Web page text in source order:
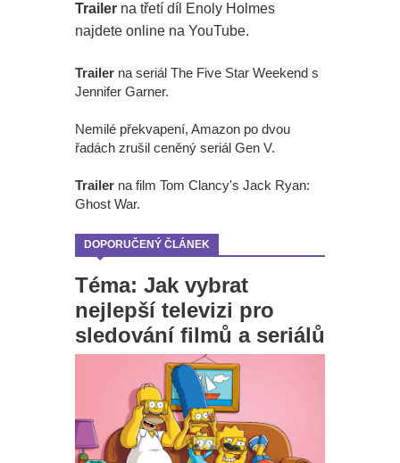
Trailer na třetí díl Enoly Holmes
najdete online na YouTube.
Trailer na seriál The Five Star Weekend s
Jennifer Garner.
Nemilé překvapení, Amazon po dvou
řadách zrušil ceněný seriál Gen V.
Trailer na film Tom Clancy's Jack Ryan:
Ghost War.
DOPORUČENÝ ČLÁNEK
Téma: Jak vybrat
nejlepší televizi pro
sledování filmů a seriálů